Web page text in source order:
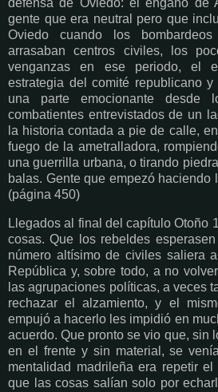
gente que era neutral pero que
Oviedo cuando los
arrasaban centros civiles, los
venganzas en ese periodo, el
estrategia del comité republicano
una parte emocionante desde
combatientes entrevistados de un
la historia contada a pie de calle,
fuego de la ametralladora,
una guerrilla urbana, o tirando
balas. Gente que empezó haciendo
(página 450)
Llegados al final del capítulo Otoño
cosas. Que los rebeldes
número altísimo de civiles saliera
República y, sobre todo, a no
las agrupaciones políticas, a veces
rechazar el alzamiento, y el
empujó a hacerlo les impidió en
acuerdo. Que pronto se vio que, sin
en el frente y sin material, se
mentalidad madrileña era repetir
que las cosas salían solo por